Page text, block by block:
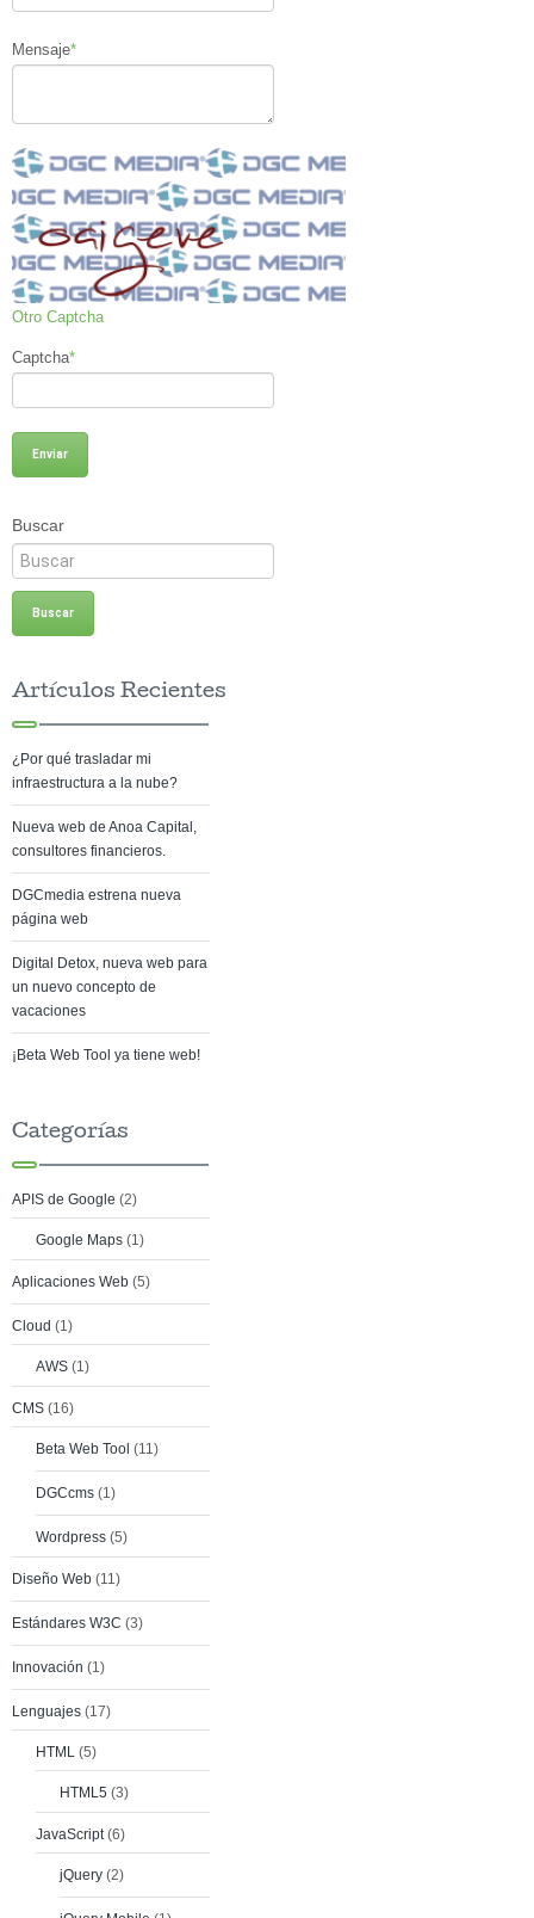
Mensaje*
Otro Captcha
Captcha*
Buscar
Artículos Recientes
¿Por qué trasladar mi
infraestructura a la nube?
Nueva web de Anoa Capital,
consultores financieros.
DGCmedia estrena nueva
página web
Digital Detox, nueva web para
un nuevo concepto de
vacaciones
¡Beta Web Tool ya tiene web!
Categorías
APIS de Google (2)
Google Maps (1)
Aplicaciones Web (5)
Cloud (1)
AWS (1)
CMS (16)
Beta Web Tool (11)
DGCcms (1)
Wordpress (5)
Diseño Web (11)
Estándares W3C (3)
Innovación (1)
Lenguajes (17)
HTML (5)
HTML5 (3)
JavaScript(6)
jQuery (2)